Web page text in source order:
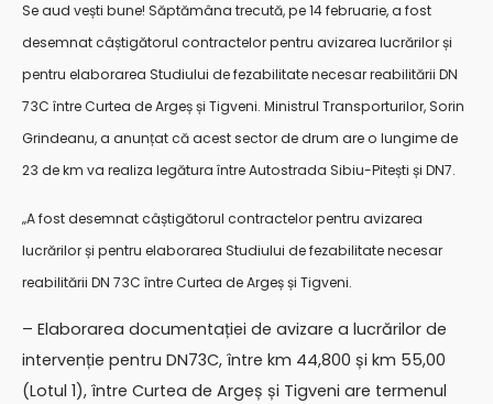
Se aud vești bune! Săptămâna trecută, pe 14 februarie, a fost
desemnat câștigătorul contractelor pentru avizarea lucrărilor și
pentru elaborarea Studiului de fezabilitate necesar reabilitării DN
73C între Curtea de Argeș și Tigveni. Ministrul Transporturilor, Sorin
Grindeanu, a anunțat că acest sector de drum are o lungime de
23 de km va realiza legătura între Autostrada Sibiu-Pitești și DN7.
„A fost desemnat câștigătorul contractelor pentru avizarea
lucrărilor și pentru elaborarea Studiului de fezabilitate necesar
reabilitării DN 73C între Curtea de Argeș și Tigveni.
– Elaborarea documentației de avizare a lucrărilor de
intervenție pentru DN73C, între km 44,800 și km 55,00
(Lotul 1), între Curtea de Argeș și Tigveni are termenul